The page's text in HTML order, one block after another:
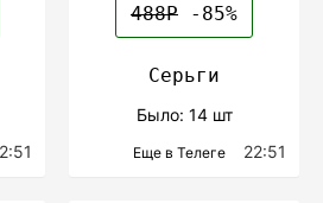
488Р -85%
Серьги
Было: 14 шт
Еще в Телеге 22:51